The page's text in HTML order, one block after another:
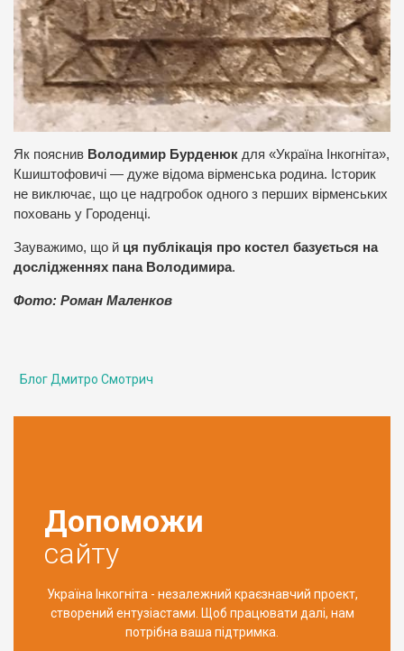
Як пояснив Володимир Бурденюк для «Україна Інкогніта»,
Кшиштофовичі — дуже відома вірменська родина. Історик
не виключає, що це надгробок одного з перших вірменських
поховань у Городенці.
Зауважимо, що й ця публікація про костел базується на
дослідженнях пана Володимира.
Фото: Роман Маленков
Блог Дмитро Смотрич
Допоможи
сайту
Україна Інкогніта - незалежний краєзнавчий проект,
створений ентузіастами. Щоб працювати далі, нам
потрібна ваша підтримка.